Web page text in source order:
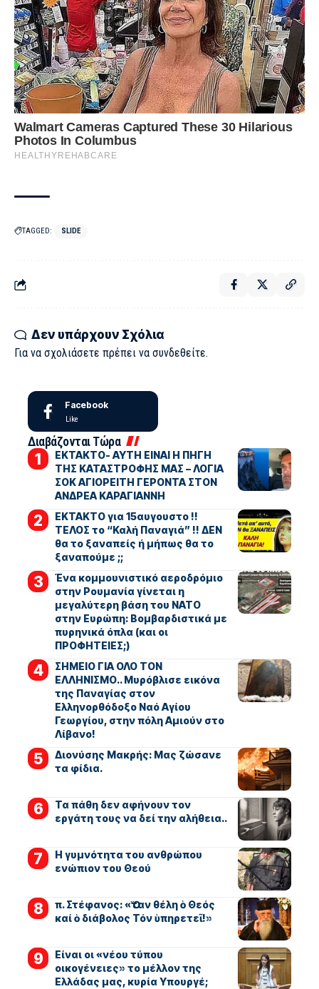
TAGGED: SLIDE
Δεν υπάρχουν Σχόλια
Για να σχολιάσετε πρέπει να συνδεθείτε.
Facebook
Like
Διαβάζονται Τώρα
ΕΚΤΑΚΤΟ- ΑΥΤΗ ΕΙΝΑΙ Η ΠΗΓΗ
ΤΗΣ ΚΑΤΑΣΤΡΟΦΗΣ ΜΑΣ – ΛΟΓΙΑ
ΣΟΚ ΑΓΙΟΡΕΙΤΗ ΓΕΡΟΝΤΑ ΣΤΟΝ
ΑΝΔΡΕΑ ΚΑΡΑΓΙΑΝΝΗ
ΕΚΤΑΚΤΟ για 15αυγουστο !!
ΤΕΛΟΣ το “Καλή Παναγιά” !! ΔΕΝ
θα το ξαναπείς ή μήπως θα το
ξαναπούμε ;;
Ένα κομμουνιστικό αεροδρόμιο
στην Ρουμανία γίνεται η
μεγαλύτερη βάση του ΝΑΤΟ
στην Ευρώπη: Βομβαρδιστικά με
πυρηνικά όπλα (και οι
ΠΡΟΦΗΤΕΙΕΣ;)
ΣΗΜΕΙΟ ΓΙΑ ΟΛΟ ΤΟΝ
ΕΛΛΗΝΙΣΜΟ.. Μυρόβλισε εικόνα
της Παναγίας στον
Ελληνορθόδοξο Ναό Αγίου
Γεωργίου, στην πόλη Αμιούν στο
Λίβανο!
Διονύσης Μακρής: Μας ζώσανε
τα φίδια.
Τα πάθη δεν αφήνουν τον
εργάτη τους να δεί την αλήθεια..
Η γυμνότητα του ανθρώπου
ενώπιον του Θεού
π. Στέφανος: «Ὅταν θέλη ὁ Θεός
καί ὁ διάβολος Τόν ὑπηρετεῖ!»
Είναι οι «νέου τύπου
οικογένειες» το μέλλον της
Ελλάδας μας, κυρία Υπουργέ;